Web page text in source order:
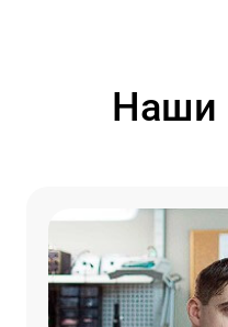
Наши